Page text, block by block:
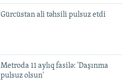
Gürcüstan ali təhsili pulsuz etdi
Metroda 11 aylıq fasilə: 'Daşınma
pulsuz olsun'